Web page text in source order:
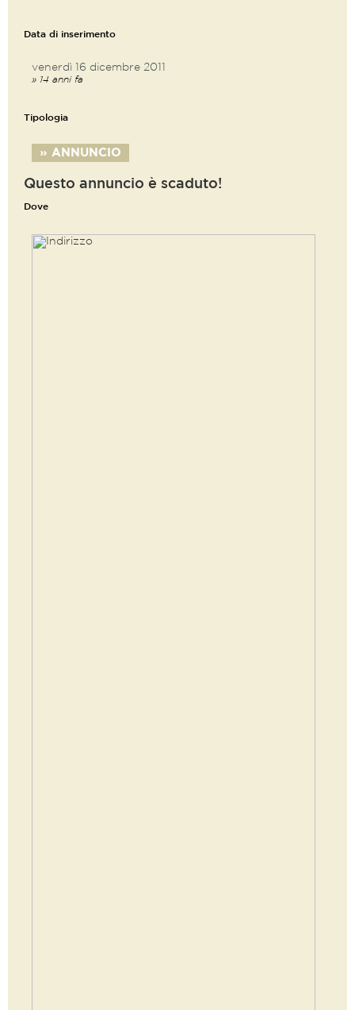
Data di inserimento
venerdì 16 dicembre 2011
» 14 anni fa
Tipologia
» ANNUNCIO
Questo annuncio è scaduto!
Dove